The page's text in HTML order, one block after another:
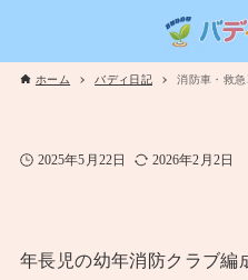
ホーム バディ日記 消防車・救
2025年5月22日 2026年2月2日
年長児の幼年消防クラブ編